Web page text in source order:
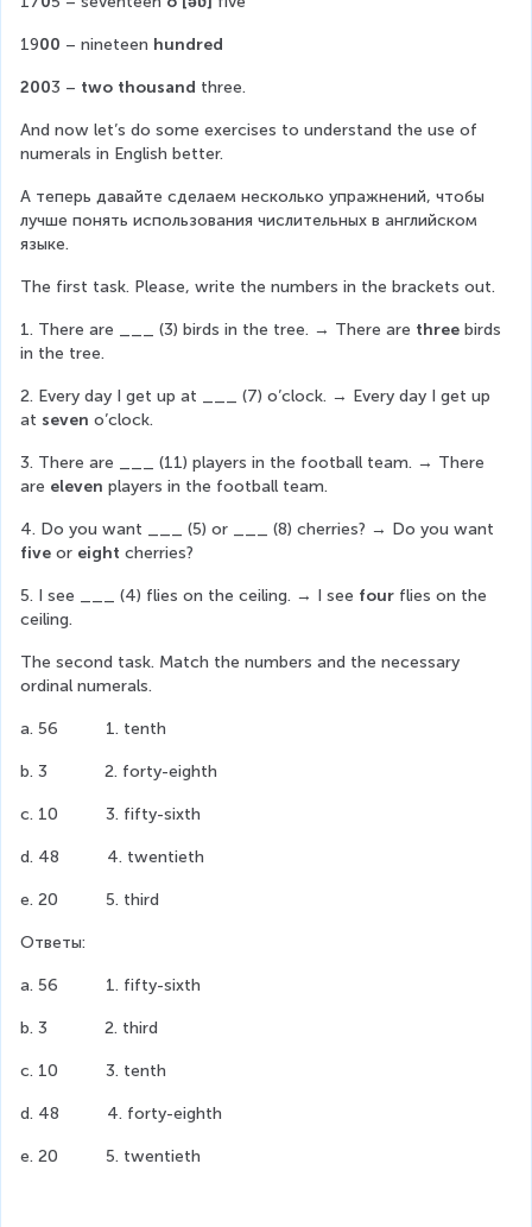
1900 – nineteen hundred
2003 – two thousand three.
And now let’s do some exercises to understand the use of
numerals in English better.
А теперь давайте сделаем несколько упражнений, чтобы
лучше понять использования числительных в английском
языке.
The first task. Please, write the numbers in the brackets out.
1. There are ___ (3) birds in the tree. → There are three birds
in the tree.
2. Every day I get up at ___ (7) o’clock. → Every day I get up
at seven o’clock.
3. There are ___ (11) players in the football team. → There
are eleven players in the football team.
4. Do you want ___ (5) or ___ (8) cherries? → Do you want
five or eight cherries?
5. I see ___ (4) flies on the ceiling. → I see four flies on the
ceiling.
The second task. Match the numbers and the necessary
ordinal numerals.
a. 56          1. tenth
b. 3            2. forty-eighth
c. 10          3. fifty-sixth
d. 48          4. twentieth
e. 20          5. third
Ответы:
a. 56          1. fifty-sixth
b. 3            2. third
c. 10          3. tenth
d. 48          4. forty-eighth
e. 20          5. twentieth